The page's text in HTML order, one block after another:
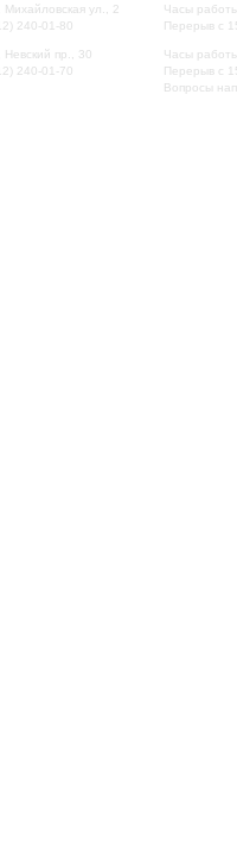
Михайловская ул., 2
240-01-80
Невский пр., 30
240-01-70
Часы
Перерыв с
Часы
Перерыв с
Вопросы